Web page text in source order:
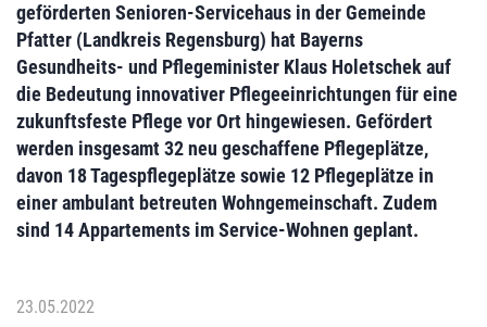
geförderten Senioren-Servicehaus in der Gemeinde
Pfatter (Landkreis Regensburg) hat Bayerns
Gesundheits- und Pflegeminister Klaus Holetschek auf
die Bedeutung innovativer Pflegeeinrichtungen für eine
zukunftsfeste Pflege vor Ort hingewiesen. Gefördert
werden insgesamt 32 neu geschaffene Pflegeplätze,
davon 18 Tagespflegeplätze sowie 12 Pflegeplätze in
einer ambulant betreuten Wohngemeinschaft. Zudem
sind 14 Appartements im Service-Wohnen geplant.
23.05.2022